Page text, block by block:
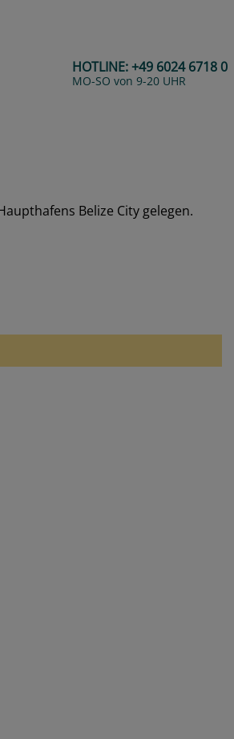
HOTLINE:+49 6024 6718 0
MO-SO von 9-20 UHR
Belize City gelegen.